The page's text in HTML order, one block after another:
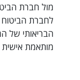
מול חברת
לחברת הביטוח
הבריאותי של
מותאמת אישית